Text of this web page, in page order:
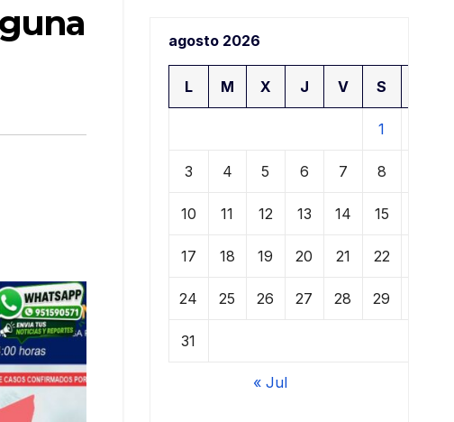
agosto 2026
L M X J V S
1
3 4 5 6 7 8
10 11 12 13 14 15
17 18 19 20 21 22
24 25 26 27 28 29
31
« Jul